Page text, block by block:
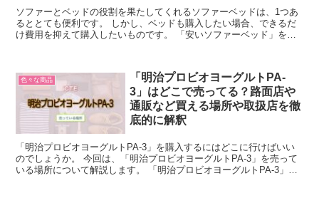
ソファーとベッドの役割を果たしてくれるソファーベッドは、1つあ
るととても便利です。 しかし、ベッドも購入したい場合、できるだ
け費用を抑えて購入したいものです。 「安いソファーベッド」を購
色々な商品
「明治プロビオヨーグルトPA-
3」はどこで売ってる？路面店や
通販など買える場所や取扱店を徹
底的に解釈
「明治プロビオヨーグルトPA-3」を購入するにはどこに行けばいい
のでしょうか。 今回は、「明治プロビオヨーグルトPA-3」を売って
いる場所について解説します。 「明治プロビオヨーグルトPA-3」に